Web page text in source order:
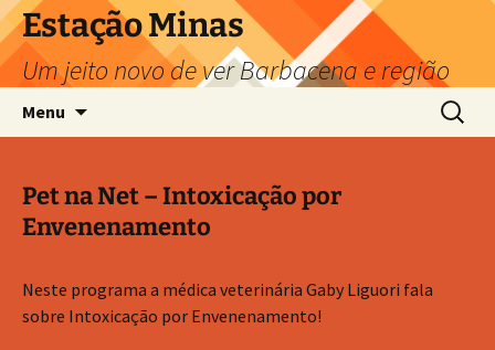
Pular
para
o
conteúdo
Estação Minas
Um jeito novo de ver Barbacena e região
Menu
por:
Pet na Net – Intoxicação por
Envenenamento
Neste programa a médica veterinária Gaby Liguori​ fala
sobre Intoxicação por Envenenamento!